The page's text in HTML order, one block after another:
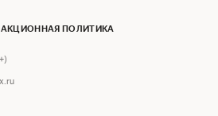
ПОЛИТИКА